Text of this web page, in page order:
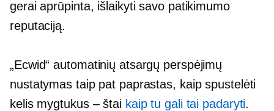
gerai aprūpinta, išlaikyti savo patikimumo
reputaciją.
„Ecwid“ automatinių atsargų perspėjimų
nustatymas taip pat paprastas, kaip spustelėti
kelis mygtukus – štai kaip tu gali tai padaryti.